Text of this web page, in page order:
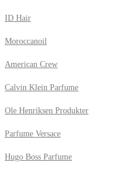
ID Hair
Moroccanoil
American Crew
Calvin Klein Parfume
Ole Henriksen Produkter
Parfume Versace
Hugo Boss Parfume